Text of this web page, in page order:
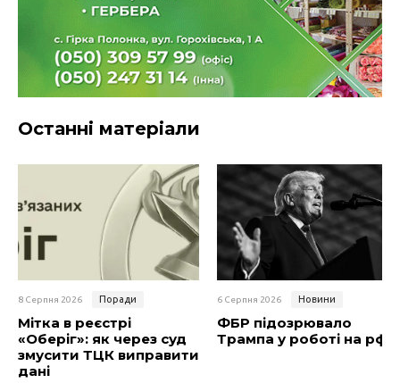
Останні матеріали
8 Серпня 2026 Поради
Мітка в реєстрі
«Оберіг»: як через суд
змусити ТЦК виправити
дані
6 Серпня 2026 Новини
ФБР підозрювало
Трампа у роботі на рф